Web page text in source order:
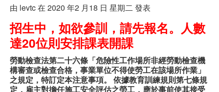
課程公告
即測即評
職安測驗
交通位置
由 levtc在 2020 年2 月18 日 星期二 發表
招生中，如欲參訓，請先報名。人數
達20位則安排課表開課
勞動檢查法第二十六條「危險性工作場所非經勞動檢查機
構審查或檢查合格，事業單位不得使勞工在該場所作業」
之規定，特訂定本注意事項。 依據教育訓練規則第七條規
定，雇主對擔任施工安全評估之勞工，應於事前使其接受